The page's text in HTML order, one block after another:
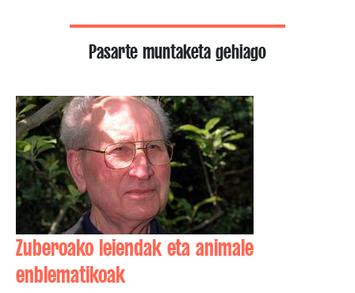
Pasarte muntaketa gehiago
Zuberoako leiendak eta animale
enblematikoak